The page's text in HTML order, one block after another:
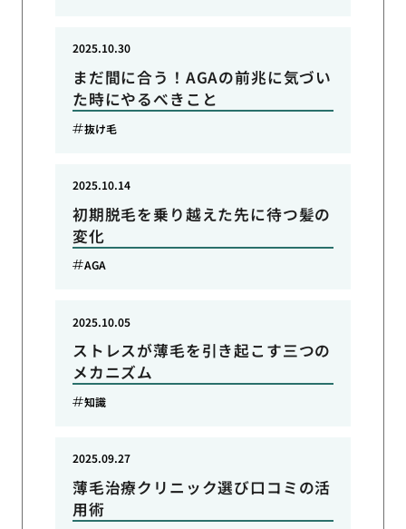
まだ間に合う！AGAの前兆に気づい
た時にやるべきこと
2025.10.30
抜け毛
初期脱毛を乗り越えた先に待つ髪の
変化
2025.10.14
AGA
ストレスが薄毛を引き起こす三つの
メカニズム
2025.10.05
知識
薄毛治療クリニック選び口コミの活
用術
2025.09.27